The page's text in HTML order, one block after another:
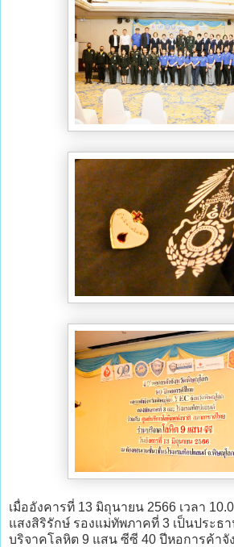
เมื่ออังคารที่ 13 มิถุนายน 2566 เวลา
แสงสิริรักษ์ รองแม่ทัพภาคที่ 3 เป็นประธ
บริจาคโลหิต 9 แสน ซีซี 40 ปีหอการค้า